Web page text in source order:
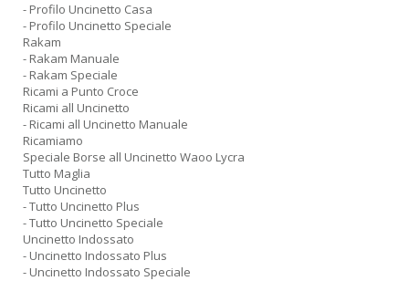
- Profilo Uncinetto Casa
- Profilo Uncinetto Speciale
Rakam
- Rakam Manuale
- Rakam Speciale
Ricami a Punto Croce
Ricami all Uncinetto
- Ricami all Uncinetto Manuale
Ricamiamo
Speciale Borse all Uncinetto Waoo Lycra
Tutto Maglia
Tutto Uncinetto
- Tutto Uncinetto Plus
- Tutto Uncinetto Speciale
Uncinetto Indossato
- Uncinetto Indossato Plus
- Uncinetto Indossato Speciale